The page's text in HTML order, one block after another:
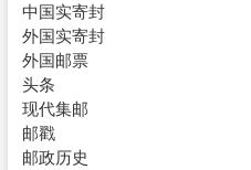
中国实寄封
外国实寄封
外国邮票
头条
现代集邮
邮戳
邮政历史